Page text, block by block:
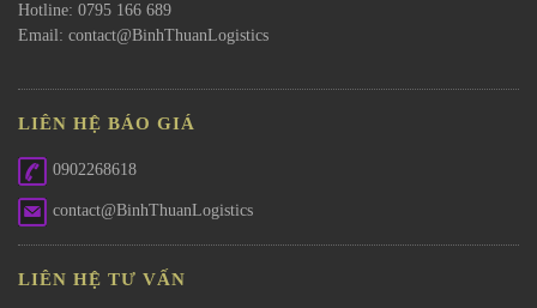
Hotline: 0795 166 689
Email: contact@BinhThuanLogistics
LIÊN HỆ BÁO GIÁ
0902268618
contact@BinhThuanLogistics
LIÊN HỆ TƯ VẤN